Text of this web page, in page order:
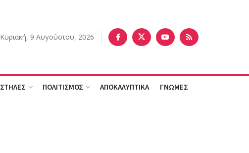
Κυριακή, 9 Αυγούστου, 2026
ΣΤΗΛΕΣ ΠΟΛΙΤΙΣΜΟΣ ΑΠΟΚΑΛΥΠΤΙΚΑ ΓΝΩΜΕΣ